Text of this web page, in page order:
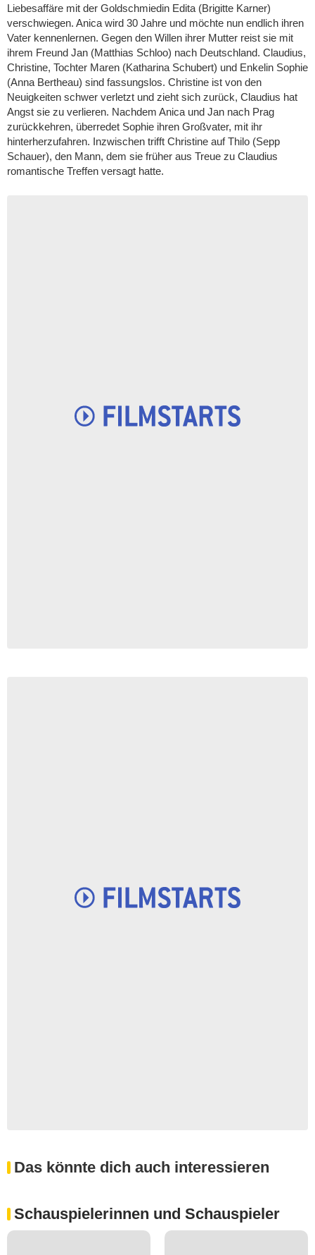
Liebesaffäre mit der Goldschmiedin Edita (Brigitte Karner)
verschwiegen. Anica wird 30 Jahre und möchte nun endlich ihren
Vater kennenlernen. Gegen den Willen ihrer Mutter reist sie mit
ihrem Freund Jan (Matthias Schloo) nach Deutschland. Claudius,
Christine, Tochter Maren (Katharina Schubert) und Enkelin Sophie
(Anna Bertheau) sind fassungslos. Christine ist von den
Neuigkeiten schwer verletzt und zieht sich zurück, Claudius hat
Angst sie zu verlieren. Nachdem Anica und Jan nach Prag
zurückkehren, überredet Sophie ihren Großvater, mit ihr
hinterherzufahren. Inzwischen trifft Christine auf Thilo (Sepp
Schauer), den Mann, dem sie früher aus Treue zu Claudius
romantische Treffen versagt hatte.
Das könnte dich auch interessieren
Schauspielerinnen und Schauspieler